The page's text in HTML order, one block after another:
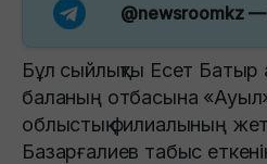
@newsroomkz —
Бұл сыйлықты Есет
баланың отбасына
облыстық филиалының
Базарғалиев табыс